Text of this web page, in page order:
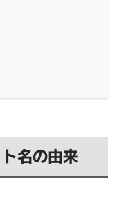
名の由来